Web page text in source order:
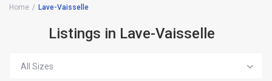
Home Lave-Vaisselle
Listings in Lave-Vaisselle
All Sizes